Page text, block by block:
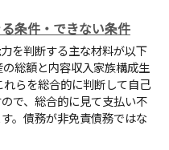
条件・できない条件
を判断する主な材料が以下
総額と内容収入家族構成生
らを総合的に判断して自己
で、総合的に見て支払い不
。債務が非免責債務ではな